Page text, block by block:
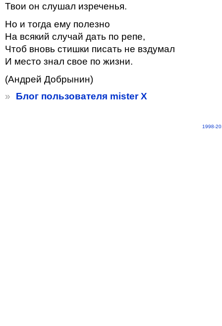
Твои он слушал изреченья.
Но и тогда ему полезно
На всякий случай дать по репе,
Чтоб вновь стишки писать не вздумал
И место знал свое по жизни.
(Андрей Добрынин)
»
Блог пользователя mister X
1998-